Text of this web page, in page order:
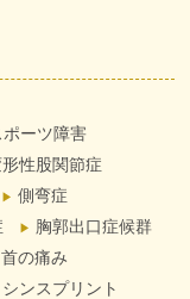
ポーツ障害
性股関節症
側弯症
胸郭出口症候群
首の痛み
シンスプリント